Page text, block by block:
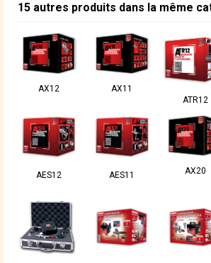
15 autres produits dans la même
AX12
AX11
ATR12
AES12 AES11
AX20